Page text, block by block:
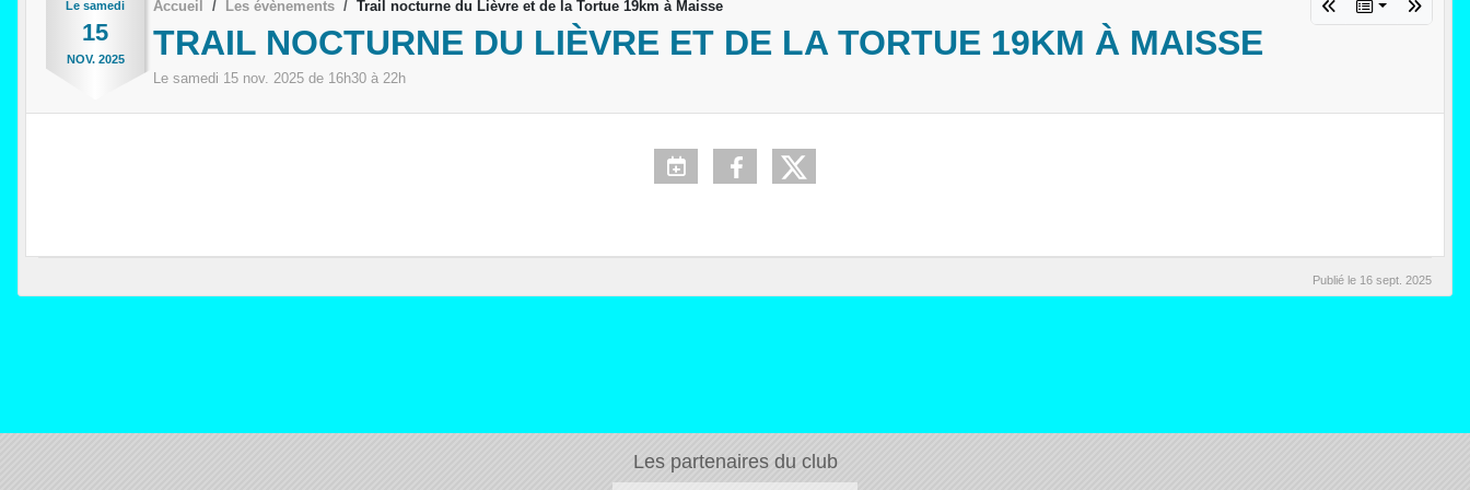
Le samedi
15
NOV. 2025
Accueil Les évènements Trail nocturne du Lièvre et de la Tortue 19km à Maisse
TRAIL NOCTURNE DU LIÈVRE ET DE LA TORTUE 19KM À MAISSE
Le samedi 15 nov. 2025 de 16h30 à 22h
Publié le 16 sept. 2025
Les partenaires du club